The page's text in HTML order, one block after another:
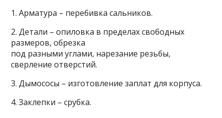
1. Арматура – перебивка сальников.
2. Детали – опиловка в пределах свободных
размеров, обрезка
под разными углами, нарезание резьбы,
сверление отверстий.
3. Дымососы – изготовление заплат для корпуса.
4. Заклепки – срубка.